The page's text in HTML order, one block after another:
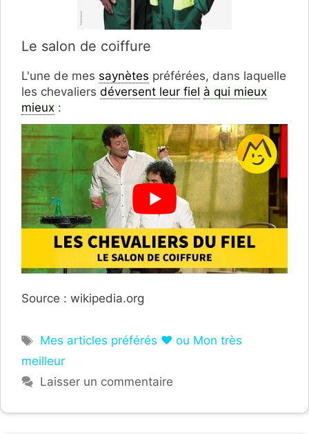
Le salon de coiffure
L'une de mes saynètes préférées, dans laquelle
les chevaliers déversent leur fiel à qui mieux
mieux :
Source : wikipedia.org
Étiquettes
Mes articles préférés ❤ ou Mon très
meilleur
Laisser un commentaire